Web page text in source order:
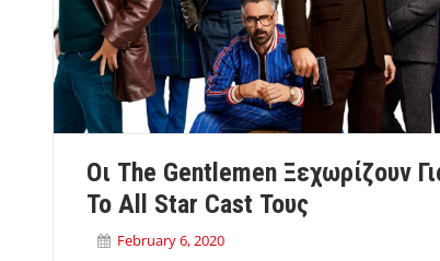
Οι The Gentlemen Ξεχωρίζουν
Το All Star Cast Τους
February 6, 2020